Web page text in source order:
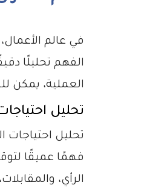
في عالم
الفهم تحليلًا
العملية، يمكن
تحليل
تحليل احتياجات
فهمًا عميقًا
الرأي،